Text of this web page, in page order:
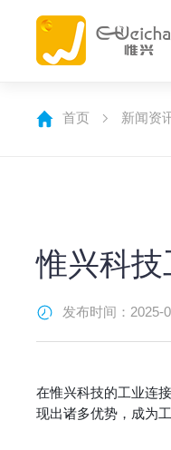
首页 新闻资
惟兴科技
发布时间：2025-
在惟兴科技的工业连
现出诸多优势，成为